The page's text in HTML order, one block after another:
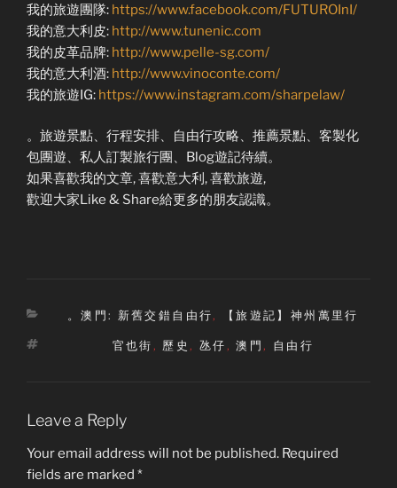
我的旅遊團隊: https://www.facebook.com/FUTUROInI/
我的意大利皮: http://www.tunenic.com
我的皮革品牌: http://www.pelle-sg.com/
我的意大利酒: http://www.vinoconte.com/
我的旅遊IG: https://www.instagram.com/sharpelaw/
。旅遊景點、行程安排、自由行攻略、推薦景點、客製化
包團遊、私人訂製旅行團、Blog遊記待續。
如果喜歡我的文章, 喜歡意大利, 喜歡旅遊,
歡迎大家Like & Share給更多的朋友認識。
Categories
。澳門: 新舊交錯自由行, 【旅遊記】神州萬里行
Tags
官也街 , 歷史 , 氹仔 ,澳門 , 自由行
Leave a Reply
Your email address will not be published. Required
fields are marked *